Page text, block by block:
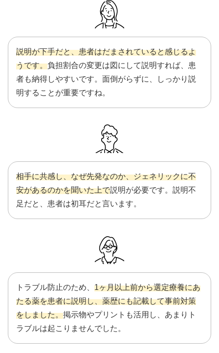
説明が下手だと、患者はだまされていると感じるよ
うです。負担割合の変更は図にして説明すれば、患
者も納得しやすいです。面倒がらずに、しっかり説
明することが重要ですね。
相手に共感し、なぜ先発なのか、ジェネリックに不
安があるのかを聞いた上で説明が必要です。説明不
足だと、患者は初耳だと言います。
トラブル防止のため、 1ヶ月以上前から選定療養にあ
たる薬を患者に説明し、薬歴にも記載して事前対策
をしました。掲示物やプリントも活用し、あまりト
ラブルは起こりませんでした。